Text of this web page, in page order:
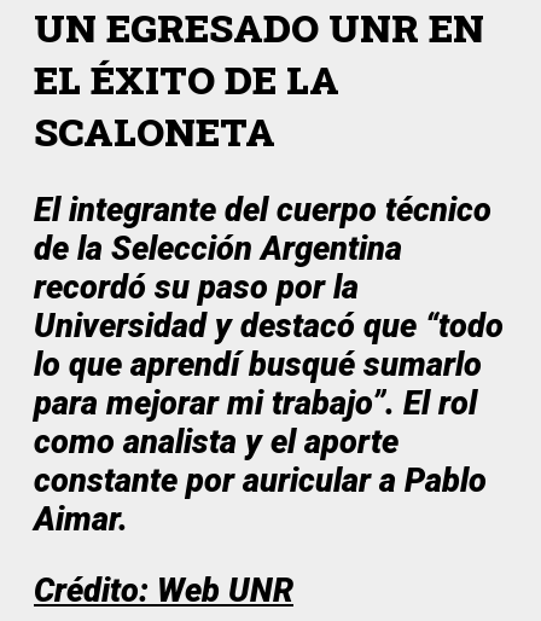
UN EGRESADO UNR EN
EL ÉXITO DE LA
SCALONETA
El integrante del cuerpo técnico
de la Selección Argentina
recordó su paso por la
Universidad y destacó que “todo
lo que aprendí busqué sumarlo
para mejorar mi trabajo”. El rol
como analista y el aporte
constante por auricular a Pablo
Aimar.
Crédito: Web UNR